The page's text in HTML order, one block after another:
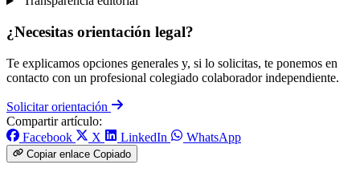
¿Necesitas orientación legal?
Te explicamos opciones generales y, si lo solicitas, te ponemos en
contacto con un profesional colegiado colaborador independiente.
Solicitar orientación
Compartir artículo:
Facebook
X LinkedIn WhatsApp
Copiar enlace Copiado